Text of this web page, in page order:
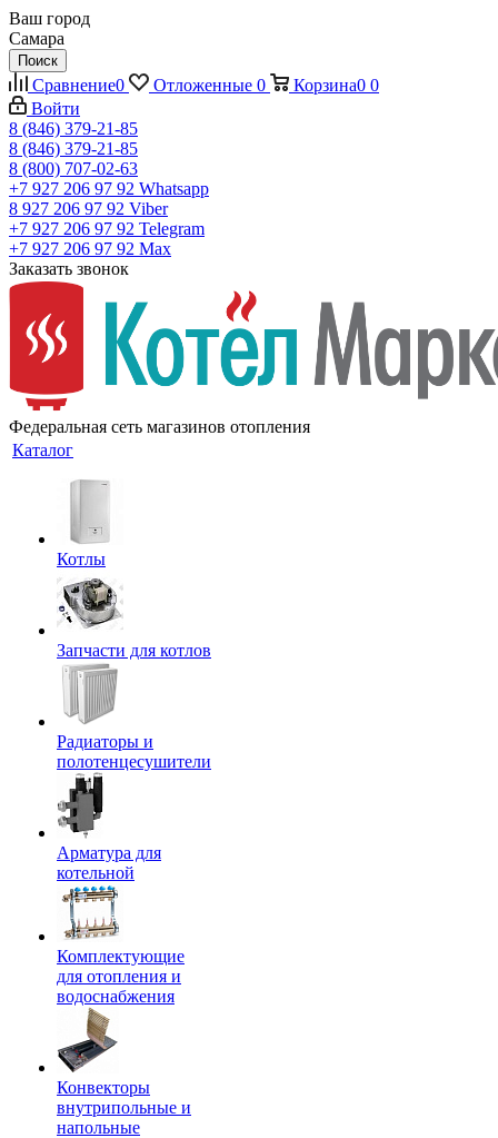
Ваш город
Самара
Поиск
Сравнение0 Отложенные 0 Корзина0 0
Войти
8 (846) 379-21-85
8 (846) 379-21-85
8 (800) 707-02-63
+7 927 206 97 92 Whatsapp
8 927 206 97 92 Viber
+7 927 206 97 92 Telegram
+7 927 206 97 92 Max
Заказать звонок
Федеральная сеть магазинов отопления
Каталог
Котлы
Запчасти для котлов
Радиаторы и
полотенцесушители
Арматура для
котельной
Комплектующие
для отопления и
водоснабжения
Конвекторы
внутрипольные и
напольные